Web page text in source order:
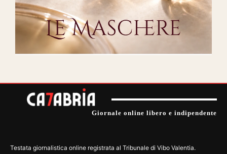
Giornale online libero e indipendente
Testata giornalistica online registrata al Tribunale di Vibo Valentia.